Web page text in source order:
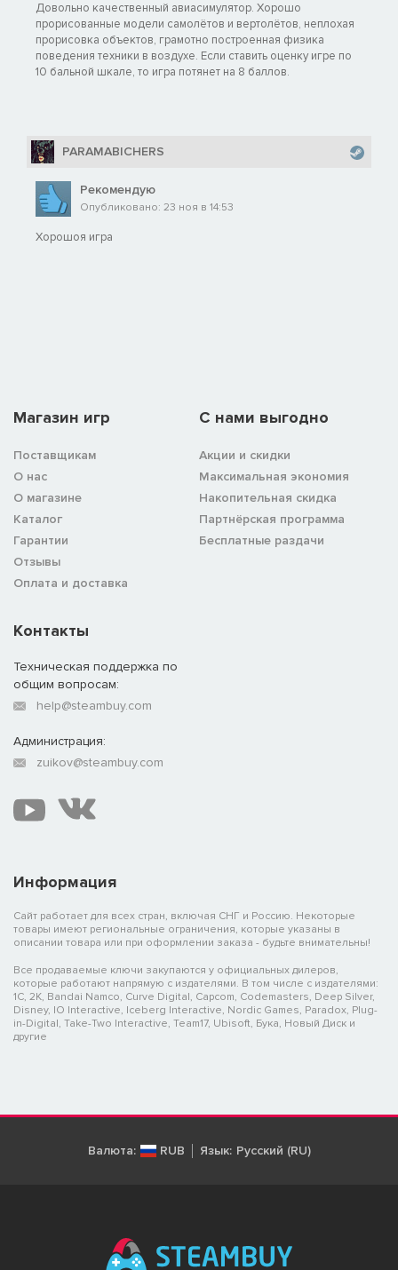
Довольно качественный авиасимулятор. Хорошо
прорисованные модели самолётов и вертолётов, неплохая
прорисовка объектов, грамотно построенная физика
поведения техники в воздухе. Если ставить оценку игре по
10 бальной шкале, то игра потянет на 8 баллов.
PARAMABICHERS
Рекомендую
Опубликовано: 23 ноя в 14:53
Хорошоя игра
Магазин игр
Поставщикам
О нас
О магазине
Каталог
Гарантии
Отзывы
Оплата и доставка
C нами выгодно
Акции и скидки
Максимальная экономия
Накопительная скидка
Партнёрская программа
Бесплатные раздачи
Информация
Сайт работает для всех стран, включая СНГ и Россию. Некоторые
товары имеют региональные ограничения, которые указаны в
описании товара или при оформлении заказа - будьте внимательны!
Все продаваемые ключи закупаются у официальных дилеров,
которые работают напрямую с издателями. В том числе с издателями:
1C, 2K, Bandai Namco, Curve Digital, Capcom, Codemasters, Deep Silver,
Disney, IO Interactive, Iceberg Interactive, Nordic Games, Paradox, Plug-
in-Digital, Take-Two Interactive, Team17, Ubisoft, Бука, Новый Диск и
другие
Контакты
Техническая поддержка по
общим вопросам:
help@steambuy.com
Администрация:
zuikov@steambuy.com
Валюта: RUB Язык: Русский (RU)